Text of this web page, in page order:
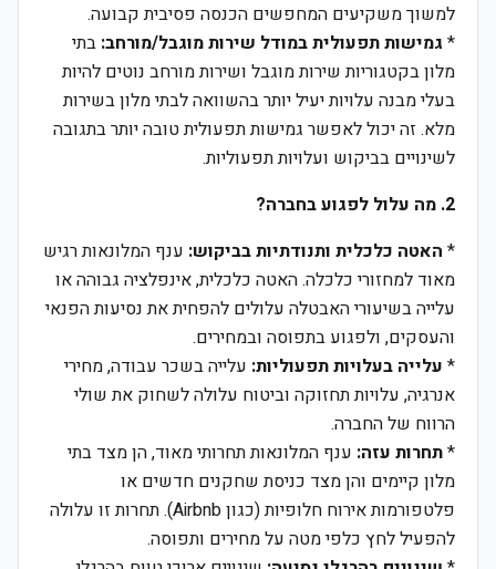
למשוך משקיעים המחפשים הכנסה פסיבית קבועה.
* גמישות תפעולית במודל שירות מוגבל/מורחב: בתי
מלון בקטגוריות שירות מוגבל ושירות מורחב נוטים להיות
בעלי מבנה עלויות יעיל יותר בהשוואה לבתי מלון בשירות
מלא. זה יכול לאפשר גמישות תפעולית טובה יותר בתגובה
לשינויים בביקוש ועלויות תפעוליות.
2. מה עלול לפגוע בחברה?
* האטה כלכלית ותנודתיות בביקוש: ענף המלונאות רגיש
מאוד למחזורי כלכלה. האטה כלכלית, אינפלציה גבוהה או
עלייה בשיעורי האבטלה עלולים להפחית את נסיעות הפנאי
והעסקים, ולפגוע בתפוסה ובמחירים.
* עלייה בעלויות תפעוליות: עלייה בשכר עבודה, מחירי
אנרגיה, עלויות תחזוקה וביטוח עלולה לשחוק את שולי
הרווח של החברה.
*תחרות עזה: ענף המלונאות תחרותי מאוד, הן מצד בתי
מלון קיימים והן מצד כניסת שחקנים חדשים או
פלטפורמות אירוח חלופיות (כגון Airbnb). תחרות זו עלולה
להפעיל לחץ כלפי מטה על מחירים ותפוסה.